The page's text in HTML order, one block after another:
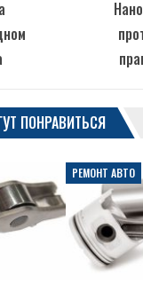
ПОНРАВИТЬСЯ
РЕМОНТ АВТО